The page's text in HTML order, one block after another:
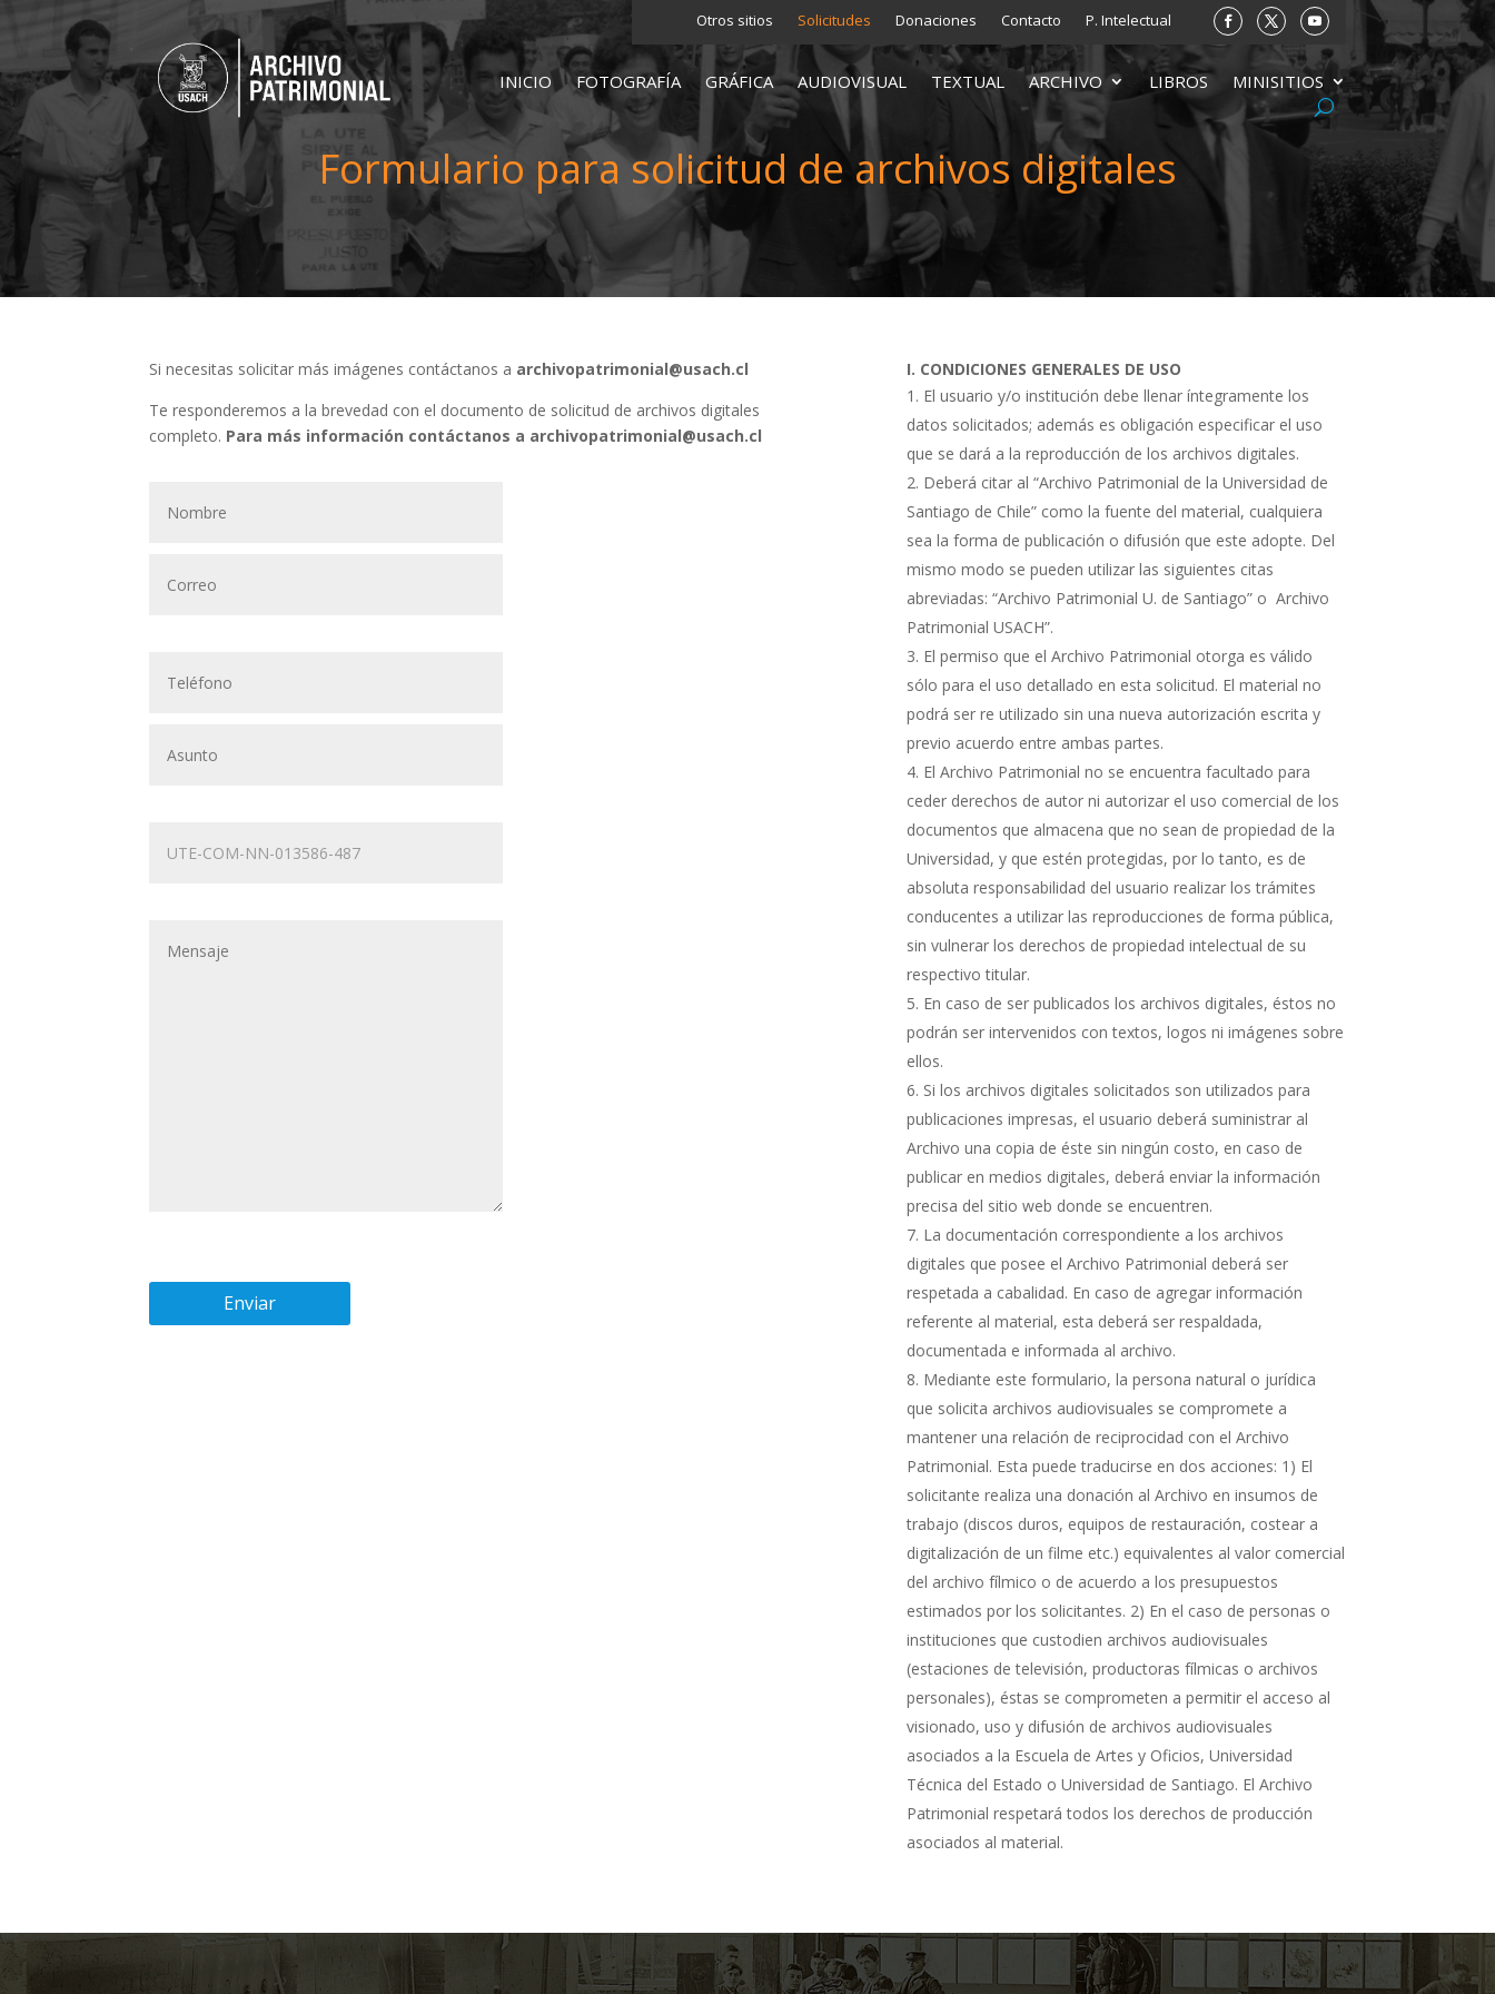
Otros sitios Solicitudes Donaciones Contacto P. Intelectual
INICIO FOTOGRAFÍA GRÁFICA AUDIOVISUAL TEXTUAL ARCHIVO LIBROS MINISITIOS
Formulario para solicitud de archivos digitales
Si necesitas solicitar más imágenes contáctanos a archivopatrimonial@usach.cl
Te responderemos a la brevedad con el documento de solicitud de archivos digitales
completo. Para más información contáctanos a archivopatrimonial@usach.cl
I. CONDICIONES GENERALES DE USO
El usuario y/o institución debe llenar íntegramente los
datos solicitados; además es obligación especificar el uso
que se dará a la reproducción de los archivos digitales.
Deberá citar al “Archivo Patrimonial de la Universidad de
Santiago de Chile” como la fuente del material, cualquiera
sea la forma de publicación o difusión que este adopte. Del
mismo modo se pueden utilizar las siguientes citas
abreviadas: “Archivo Patrimonial U. de Santiago” o Archivo
Patrimonial USACH”.
El permiso que el Archivo Patrimonial otorga es válido
sólo para el uso detallado en esta solicitud. El material no
podrá ser re utilizado sin una nueva autorización escrita y
previo acuerdo entre ambas partes.
El Archivo Patrimonial no se encuentra facultado para
ceder derechos de autor ni autorizar el uso comercial de los
documentos que almacena que no sean de propiedad de la
Universidad, y que estén protegidas, por lo tanto, es de
absoluta responsabilidad del usuario realizar los trámites
conducentes a utilizar las reproducciones de forma pública,
sin vulnerar los derechos de propiedad intelectual de su
respectivo titular.
En caso de ser publicados los archivos digitales, éstos no
podrán ser intervenidos con textos, logos ni imágenes sobre
ellos.
Si los archivos digitales solicitados son utilizados para
publicaciones impresas, el usuario deberá suministrar al
Archivo una copia de éste sin ningún costo, en caso de
publicar en medios digitales, deberá enviar la información
precisa del sitio web donde se encuentren.
La documentación correspondiente a los archivos
digitales que posee el Archivo Patrimonial deberá ser
respetada a cabalidad. En caso de agregar información
referente al material, esta deberá ser respaldada,
documentada e informada al archivo.
Mediante este formulario, la persona natural o jurídica
que solicita archivos audiovisuales se compromete a
mantener una relación de reciprocidad con el Archivo
Patrimonial. Esta puede traducirse en dos acciones: 1) El
solicitante realiza una donación al Archivo en insumos de
trabajo (discos duros, equipos de restauración, costear a
digitalización de un filme etc.) equivalentes al valor comercial
del archivo fílmico o de acuerdo a los presupuestos
estimados por los solicitantes. 2) En el caso de personas o
instituciones que custodien archivos audiovisuales
(estaciones de televisión, productoras fílmicas o archivos
personales), éstas se comprometen a permitir el acceso al
visionado, uso y difusión de archivos audiovisuales
asociados a la Escuela de Artes y Oficios, Universidad
Técnica del Estado o Universidad de Santiago. El Archivo
Patrimonial respetará todos los derechos de producción
asociados al material.